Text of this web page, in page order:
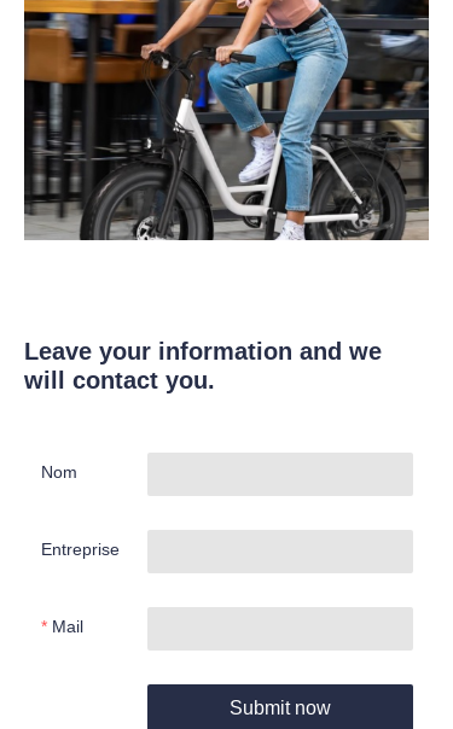
Leave your information and we
will contact you.
Nom
Entreprise
Mail
Submit now